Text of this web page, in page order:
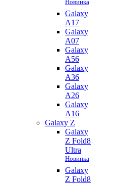
Новинка
Galaxy
A17
Galaxy
A07
Galaxy
A56
Galaxy
A36
Galaxy
A26
Galaxy
A16
Galaxy Z
Galaxy
Z Fold8
Ultra
Новинка
Galaxy
Z Fold8